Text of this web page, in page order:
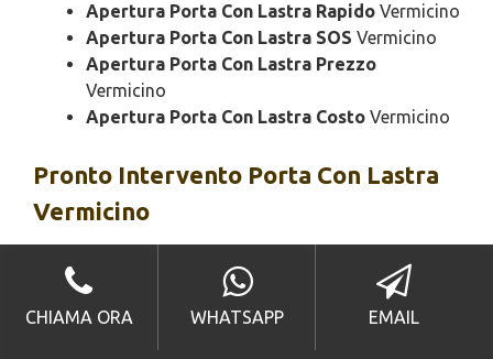
Apertura Porta Con Lastra Rapido Vermicino
Apertura Porta Con Lastra SOS Vermicino
Apertura Porta Con Lastra Prezzo
Vermicino
Apertura Porta Con Lastra Costo Vermicino
Pronto Intervento Porta Con Lastra
Vermicino
Pronto Intervento Porta Con Lastra
Urgente
Vermicino
Pronto Intervento Porta Con Lastra 24 Ore
CHIAMA ORA WHATSAPP EMAIL